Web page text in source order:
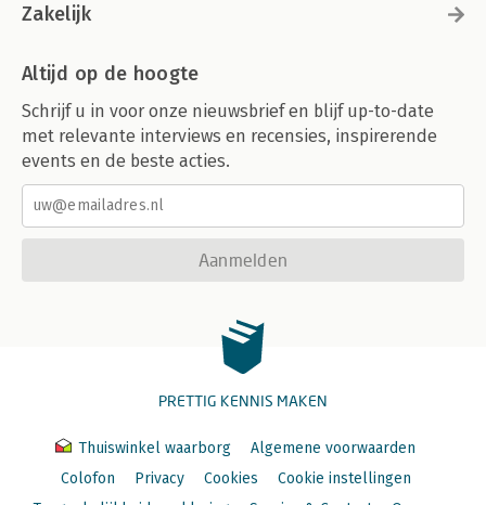
Zakelijk
Altijd op de hoogte
Schrijf u in voor onze nieuwsbrief en blijf up-to-date
met relevante interviews en recensies, inspirerende
events en de beste acties.
Aanmelden
PRETTIG KENNIS MAKEN
Thuiswinkel waarborg
Algemene voorwaarden
Colofon
Privacy Cookies
Cookie instellingen